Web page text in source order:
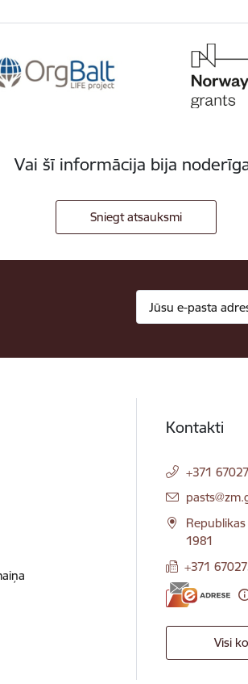
Vai šī informācija bija
Sniegt atsauksmi
Kontakti
+371
E-pasts:
1981
+371
Visi